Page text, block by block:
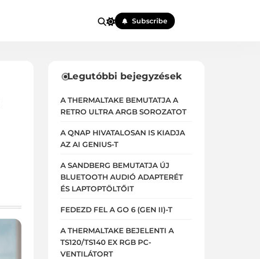
Subscribe
Legutóbbi bejegyzések
A THERMALTAKE BEMUTATJA A
RETRO ULTRA ARGB SOROZATOT
A QNAP HIVATALOSAN IS KIADJA
AZ AI GENIUS-T
A SANDBERG BEMUTATJA ÚJ
BLUETOOTH AUDIÓ ADAPTERÉT
ÉS LAPTOPTÖLTŐIT
FEDEZD FEL A GO 6 (GEN II)-T
A THERMALTAKE BEJELENTI A
TS120/TS140 EX RGB PC-
VENTILÁTORT